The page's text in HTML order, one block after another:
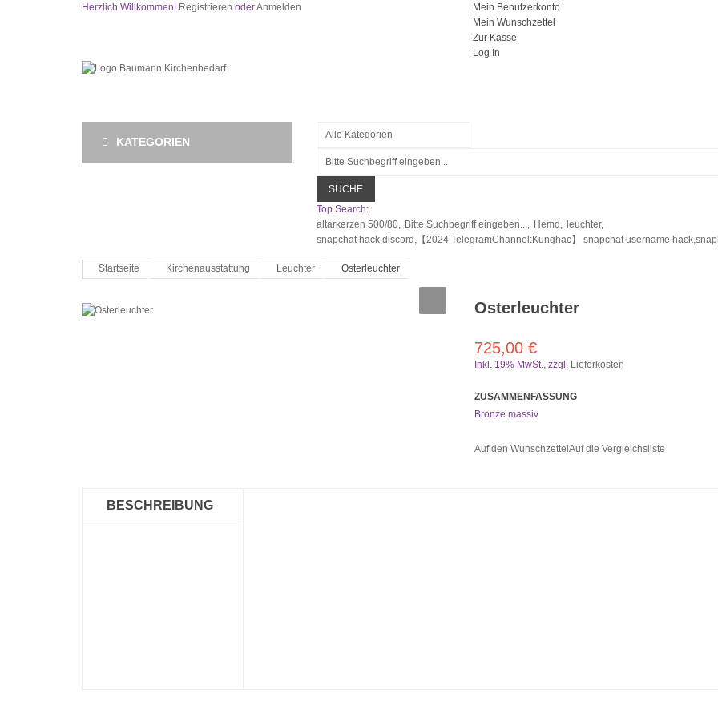
Herzlich Willkommen! Registrieren oderAnmelden
Mein Benutzerkonto
Mein Wunschzettel
Zur Kasse
Log In
KATEGORIEN
SUCHE
Top Search:
altarkerzen 500/80, Bitte Suchbegriff eingeben..., Hemd,
leuchter,
snapchat hack discord,【2024 TelegramChannel:Kunghac】 snapchat username
Startseite Kirchenausstattung Leuchter Osterleuchter
Osterleuchter
725,00 €
Inkl. 19% MwSt., zzgl. Lieferkosten
ZUSAMMENFASSUNG
Bronze massiv
Auf den Wunschzettel Auf die Vergleichsliste
BESCHREIBUNG